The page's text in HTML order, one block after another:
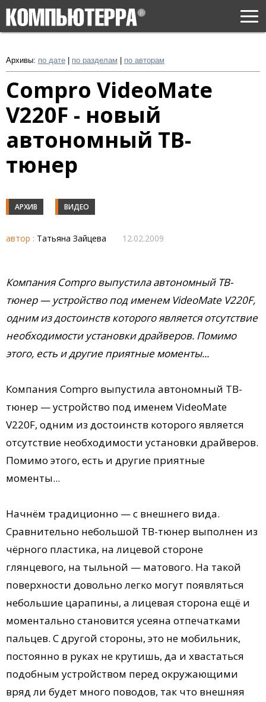
Архивы: по дате по разделам по авторам
Compro VideoMate
V220F - новый
автономный ТВ-
тюнер
АРХИВ ВИДЕО
автор : Татьяна Зайцева 12.02.2009
Компания Compro выпустила автономный ТВ-
тюнер — устройство под именем VideoMate V220F,
одним из достоинств которого является отсутствие
необходимости установки драйверов. Помимо
этого, есть и другие приятные моменты...
Компания Compro выпустила автономный ТВ-
тюнер — устройство под именем VideoMate
V220F, одним из достоинств которого является
отсутствие необходимости установки драйверов.
Помимо этого, есть и другие приятные
моменты...
Начнём традиционно — с внешнего вида.
Сравнительно небольшой ТВ-тюнер выполнен из
чёрного пластика, на лицевой стороне
глянцевого, на тыльной — матового. На такой
поверхности довольно легко могут появляться
небольшие царапины, а лицевая сторона ещё и
моментально становится усеяна отпечатками
пальцев. С другой стороны, это не мобильник,
постоянно в руках не крутишь, да и хвастаться
подобным устройством перед окружающими
вряд ли будет много поводов, так что внешняя